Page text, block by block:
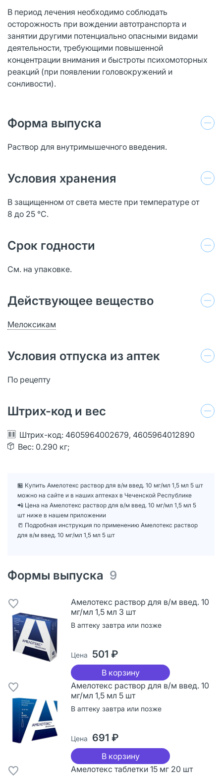
В период лечения необходимо соблюдать
осторожность при вождении автотранспорта и
занятии другими потенциально опасными видами
деятельности, требующими повышенной
концентрации внимания и быстроты психомоторных
реакций (при появлении головокружений и
сонливости).
Форма выпуска
Раствор для внутримышечного введения.
Условия хранения
В защищенном от света месте при температуре от
8 до 25 °С.
Срок годности
См. на упаковке.
Действующее вещество
Мелоксикам
Условия отпуска из аптек
По рецепту
Штрих-код и вес
Штрих-код: 4605964002679, 4605964012890
Вес: 0.290 кг;
🏪 Купить Амелотекс раствор для в/м введ. 10 мг/мл 1,5 мл 5 шт
можно на сайте и в наших аптеках в Чеченской Республике
📲 Цена на Амелотекс раствор для в/м введ. 10 мг/мл 1,5 мл 5
шт ниже в нашем приложении
📒 Подробная инструкция по применению Амелотекс раствор
для в/м введ. 10 мг/мл 1,5 мл 5 шт
Формы выпуска 9
Амелотекс раствор для в/м введ. 10
мг/мл 1,5 мл 3 шт
В аптеку завтра или позже
Цена 501 ₽
В корзину
Амелотекс раствор для в/м введ. 10
мг/мл 1,5 мл 5 шт
В аптеку завтра или позже
Цена 691 ₽
В корзину
Амелотекс таблетки 15 мг 20 шт